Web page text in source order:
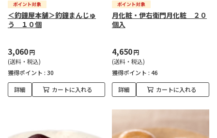
＜釣鐘屋本舗＞釣鐘まんじゅ
う １０個
3,060円
(送料・税込)
獲得ポイント : 30
詳細 カートに入れる
月化粧・伊右衛門月化粧 ２０
個入
4,650円
(送料・税込)
獲得ポイント : 46
詳細 カートに入れる